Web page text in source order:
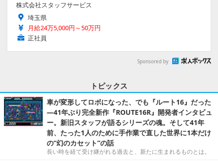
株式会社スタッフサービス
埼玉県
月給24万5,000円～50万円
正社員
Sponsored by
トピックス
車が変形してロボになった、でも『ルート16』だった
―41年ぶり完全新作『ROUTE16R』開発者インタビュ
ー。新旧スタッフが語るシリーズの魂。そして41年
前、たった1人のために手作業で直した世界に1本だけ
の“幻のカセット”の話
長い時を経て受け継がれる過去と、新たに生まれるものとは。